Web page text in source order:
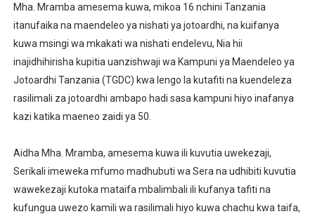
Mha. Mramba amesema kuwa, mikoa 16 nchini Tanzania
itanufaika na maendeleo ya nishati ya jotoardhi, na kuifanya
kuwa msingi wa mkakati wa nishati endelevu, Nia hii
inajidhihirisha kupitia uanzishwaji wa Kampuni ya Maendeleo ya
Jotoardhi Tanzania (TGDC) kwa lengo la kutafiti na kuendeleza
rasilimali za jotoardhi ambapo hadi sasa kampuni hiyo inafanya
kazi katika maeneo zaidi ya 50.
Aidha Mha. Mramba, amesema kuwa ili kuvutia uwekezaji,
Serikali imeweka mfumo madhubuti wa Sera na udhibiti kuvutia
wawekezaji kutoka mataifa mbalimbali ili kufanya tafiti na
kufungua uwezo kamili wa rasilimali hiyo kuwa chachu kwa taifa,